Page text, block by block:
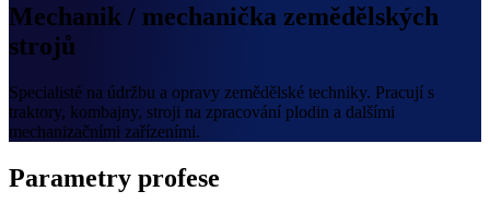
Mechanik / mechanička zemědělských
strojů
Specialisté na údržbu a opravy zemědělské techniky. Pracují s
traktory, kombajny, stroji na zpracování plodin a dalšími
mechanizačními zařízeními.
Parametry profese